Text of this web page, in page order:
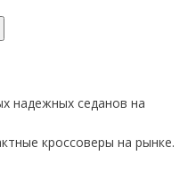
надежных седанов на
кроссоверы на рынке.